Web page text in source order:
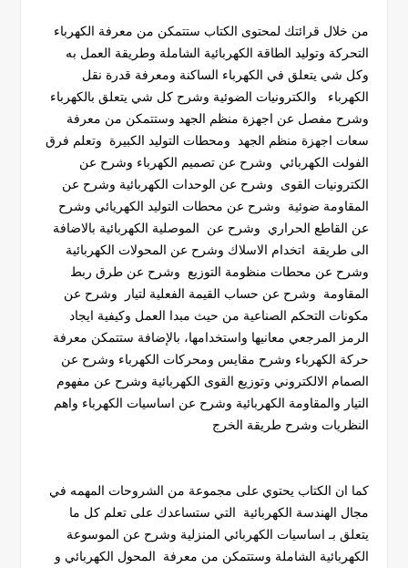
من خلال قرائتك لمحتوى الكتاب ستتمكن من معرفة الكهرباء
التحركة وتوليد الطاقة الكهربائية الشاملة وطريقة العمل به
وكل شي يتعلق في الكهرباء الساكنة ومعرفة قدرة نقل
الكهرباء والكترونيات الضوئية وشرح كل شي يتعلق بالكهرباء
وشرح مفصل عن اجهزة منظم الجهد وستتمكن من معرفة
سعات اجهزة منظم الجهد ومحطات التوليد الكبيرة وتعلم فرق
الفولت الكهربائي وشرح عن تصميم الكهرباء وشرح عن
الكترونيات القوى وشرح عن الوحدات الكهربائية وشرح عن
المقاومة ضوئية وشرح عن محطات التوليد الكهريائي وشرح
عن القاطع الحراري وشرح عن الموصلية الكهربائية بالاضافة
الى طريقة اتخدام الاسلاك وشرح عن المحولات الكهربائية
وشرح عن محطات منظومة التوزيع وشرح عن طرق ربط
المقاومة وشرح عن حساب القيمة الفعلية لتيار وشرح عن
مكونات التحكم الصناعية من حيث مبدا العمل وكيفية ايجاد
الرمز المرجعي معانيها واستخدامها، بالإضافة ستتمكن معرفة
حركة الكهرباء وشرح مقايس ومحركات الكهرباء وشرح عن
الصمام الالكتروني وتوزيع القوى الكهربائية وشرح عن مفهوم
التيار والمقاومة الكهربائية وشرح عن اساسيات الكهرباء واهم
النظريات وشرح طريقة الخرج
كما ان الكتاب يحتوي على مجموعة من الشروحات المهمه في
مجال الهندسة الكهربائية التي ستساعدك على تعلم كل ما
يتعلق بـ اساسيات الكهربائي المنزلية وشرح عن الموسوعة
الكهربائية الشاملة وستتمكن من معرفة المحول الكهربائي و